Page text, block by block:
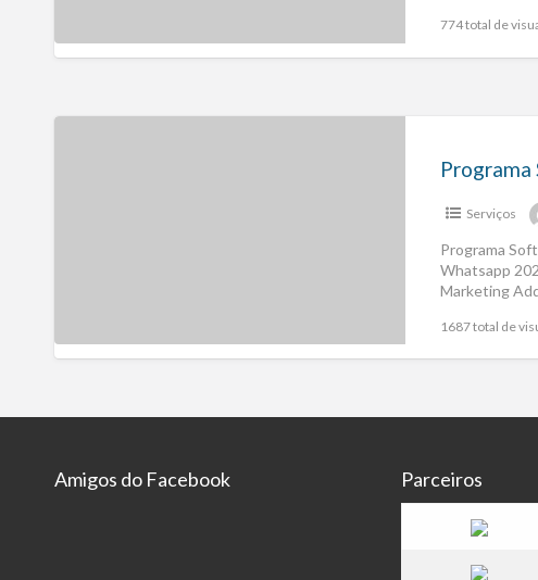
774 total de
Serviços
Programa
Whatsapp
Marketing
1687 total de
Amigos do Facebook Parceiros